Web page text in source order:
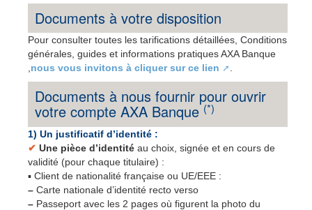
Documents à votre disposition
Pour consulter toutes les tarifications détaillées, Conditions
générales, guides et informations pratiques AXA Banque
nous vous invitons à cliquer sur ce lien
Documents à nous fournir pour ouvrir
votre compte AXA Banque(*)
1) Un justificatif d’identité :
✔ Une pièce d’identité au choix, signée et en cours de
validité (pour chaque titulaire) :
▪ Client de nationalité française ou UE/EEE :
– Carte nationale d’identité recto verso
– Passeport avec les 2 pages où figurent la photo du